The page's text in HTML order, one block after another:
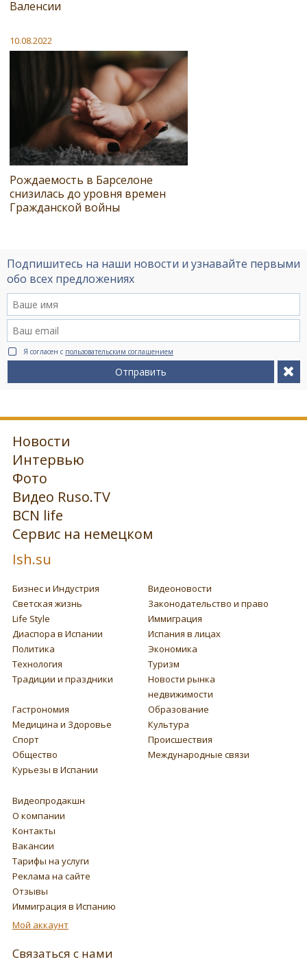
Валенсии
10.08.2022
Рождаемость в Барселоне
снизилась до уровня времен
Гражданской войны
Подпишитесь на наши новости и узнавайте первыми
обо всех предложениях
Я согласен с пользовательским соглашением
Отправить
Новости
Интервью
Фото
Видео Ruso.TV
BCN life
Сервис на немецком
Ish.su
Бизнес и Индустрия
Видеоновости
Светская жизнь
Законодательство и право
Life Style
Иммиграция
Диаспора в Испании
Испания в лицах
Политика
Экономика
Технология
Туризм
Традиции и праздники
Новости рынка
недвижимости
Гастрономия
Образование
Медицина и Здоровье
Культура
Спорт
Происшествия
Общество
Международные связи
Курьезы в Испании
Видеопродакшн
О компании
Контакты
Вакансии
Тарифы на услуги
Реклама на сайте
Отзывы
Иммиграция в Испанию
Мой аккаунт
Связаться с нами